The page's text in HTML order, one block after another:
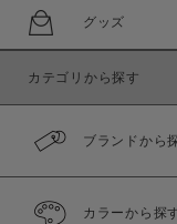
グッズ
カテゴリから探す
ブランドから
カラーから探